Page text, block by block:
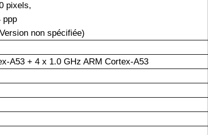
pixels,
ppp
non spécifiée)
A53 + 4 x 1.0 GHz ARM Cortex-A53